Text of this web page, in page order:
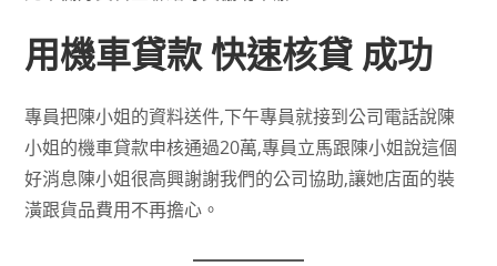
用機車貸款 快速核貸 成功
專員把陳小姐的資料送件,下午專員就接到公司電話說陳
小姐的機車貸款申核通過20萬,專員立馬跟陳小姐說這個
好消息陳小姐很高興謝謝我們的公司協助,讓她店面的裝
潢跟貨品費用不再擔心。